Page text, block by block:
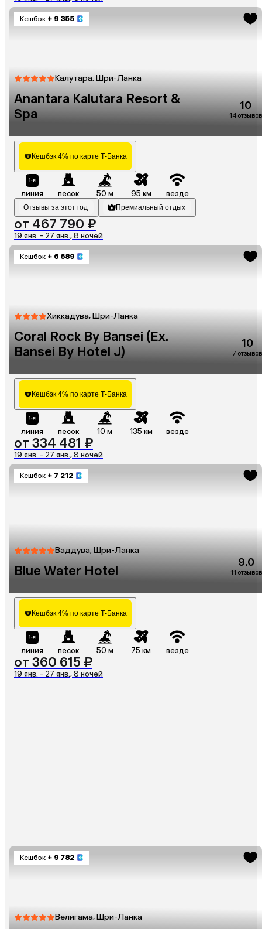
Кешбэк + 9 355
Калутара, Шри-Ланка
Anantara Kalutara Resort &
Spa
10
14 отзывов
Кешбэк 4% по карте Т-Банка
линия песок 50 м 95 км везде
Отзывы за этот год Премиальный отдых
от 467 790 ₽
19 янв. - 27 янв., 8 ночей
Кешбэк + 6 689
Хиккадува, Шри-Ланка
Coral Rock By Bansei (Ex.
Bansei By Hotel J)
10
7 отзывов
Кешбэк 4% по карте Т-Банка
линия песок 10 м 135 км везде
от 334 481 ₽
19 янв. - 27 янв., 8 ночей
Кешбэк + 7 212
Ваддува, Шри-Ланка
Blue Water Hotel
9.0
11 отзывов
Кешбэк 4% по карте Т-Банка
линия песок 50 м 75 км везде
от 360 615 ₽
19 янв. - 27 янв., 8 ночей
Кешбэк + 9 782
Велигама, Шри-Ланка